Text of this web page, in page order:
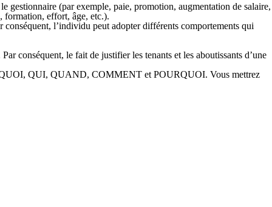
gestionnaire (par exemple, paie, promotion, augmentation de salaire,
formation, effort, âge, etc.).
l’individu peut adopter différents comportements qui
conséquent, le fait de justifier les tenants et les aboutissants d’une
: QUOI, QUI, QUAND, COMMENT et POURQUOI. Vous mettrez